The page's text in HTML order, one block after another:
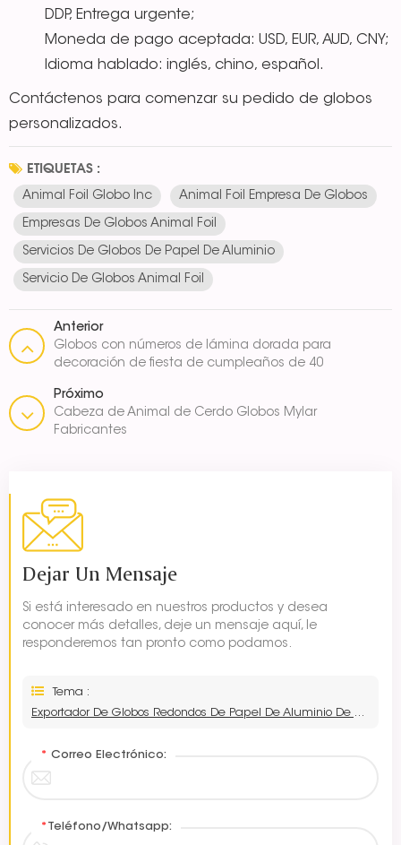
DDP, Entrega urgente;
Moneda de pago aceptada: USD, EUR, AUD, CNY;
Idioma hablado: inglés, chino, español.
Contáctenos para comenzar su pedido de globos
personalizados.
ETIQUETAS :
Animal Foil Globo Inc Animal Foil Empresa De Globos
Empresas De Globos Animal Foil
Servicios De Globos De Papel De Aluminio
Servicio De Globos Animal Foil
Anterior
Globos con números de lámina dorada para
decoración de fiesta de cumpleaños de 40
Próximo
Cabeza de Animal de Cerdo Globos Mylar
Fabricantes
Dejar Un Mensaje
Si está interesado en nuestros productos y desea
conocer más detalles, deje un mensaje aquí, le
responderemos tan pronto como podamos.
Tema :
* Correo Electrónico:
* Teléfono/Whatsapp: